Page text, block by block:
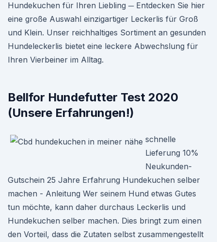
Hundekuchen für Ihren Liebling ─ Entdecken Sie hier
eine große Auswahl einzigartiger Leckerlis für Groß
und Klein. Unser reichhaltiges Sortiment an gesunden
Hundeleckerlis bietet eine leckere Abwechslung für
Ihren Vierbeiner im Alltag.
Bellfor Hundefutter Test 2020
(Unsere Erfahrungen!)
schnelle
Lieferung 10%
Neukunden-
Gutschein 25 Jahre Erfahrung Hundekuchen selber
machen - Anleitung Wer seinem Hund etwas Gutes
tun möchte, kann daher durchaus Leckerlis und
Hundekuchen selber machen. Dies bringt zum einen
den Vorteil, dass die Zutaten selbst zusammengestellt